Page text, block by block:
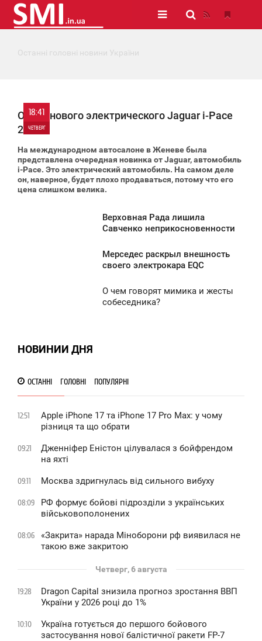
Останні головні новини України
18:41
ЧЕТВЕРГ
0
1 499
Обзор нового электрического Jaguar i-Pace
2018
На международном автосалоне в Женеве была
представлена очередная новинка от Jaguar, автомобиль
i-Pace. Это электрический автомобиль. На самом деле
он, наверное, будет плохо продаваться, потому что его
цена слишком велика.
Верховная Рада лишила
Савченко неприкосновенности
Мерседес раскрыл внешность
своего электрокара EQC
О чем говорят мимика и жесты
собеседника?
НОВИНИИ ДНЯ
ОСТАННІ ГОЛОВНІ ПОПУЛЯРНІ
12:51
Apple iPhone 17 та iPhone 17 Pro Max: у чому
різниця та що обрати
09:21
Дженніфер Еністон цілувалася з бойфрендом
на яхті
09:11 Москва здригнулась від сильного вибуху
08:09
РФ формує бойові підрозділи з українських
військовополонених
08:06
«Закрита» нарада Міноборони рф виявилася не
такою вже закритою
Четверг, 6 августа
19:28
Dragon Capital знизила прогноз зростання ВВП
України у 2026 році до 1%
10:10
Україна готується до першого бойового
застосування нової балістичної ракети FP-7